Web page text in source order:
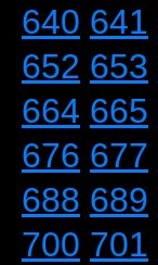
640 641
652 653
664 665
676 677
688 689
700 701